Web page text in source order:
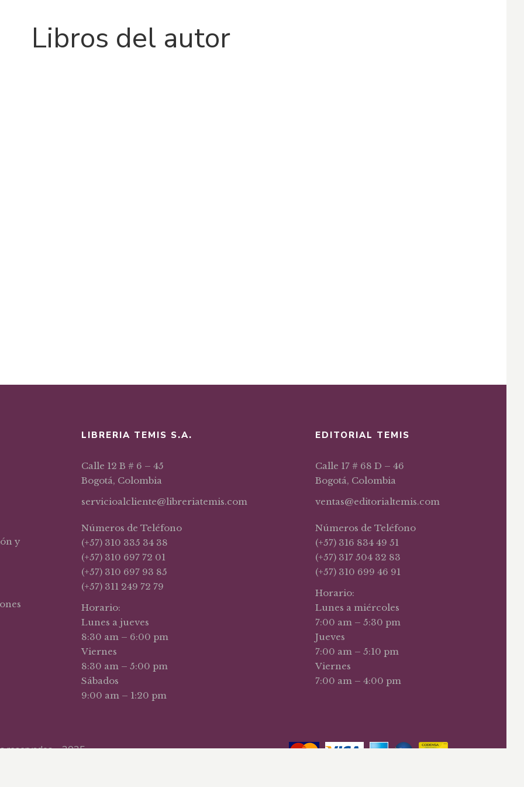
Libros del autor
y
LIBRERIA TEMIS S.A.
Calle 12 B # 6 – 45
Bogotá, Colombia
servicioalcliente@libreriatemis.com
Números de Teléfono
(+57) 310 335 34 38
(+57) 310 697 72 01
(+57) 310 697 93 85
(+57) 311 249 72 79
Horario:
Lunes a jueves
8:30 am – 6:00 pm
Viernes
8:30 am – 5:00 pm
Sábados
9:00 am – 1:20 pm
EDITORIAL TEMIS
Calle 17 # 68 D – 46
Bogotá, Colombia
ventas@editorialtemis.com
Números de Teléfono
(+57) 316 834 49 51
(+57) 317 504 32 83
(+57) 310 699 46 91
Horario:
Lunes a miércoles
7:00 am – 5:30 pm
Jueves
7:00 am – 5:10 pm
Viernes
7:00 am – 4:00 pm
reservados – 2025